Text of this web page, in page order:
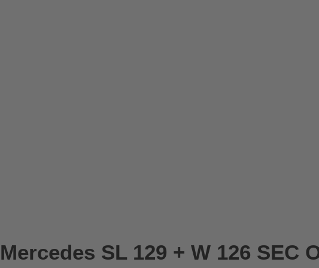
Mercedes SL 129 + W 126 SEC